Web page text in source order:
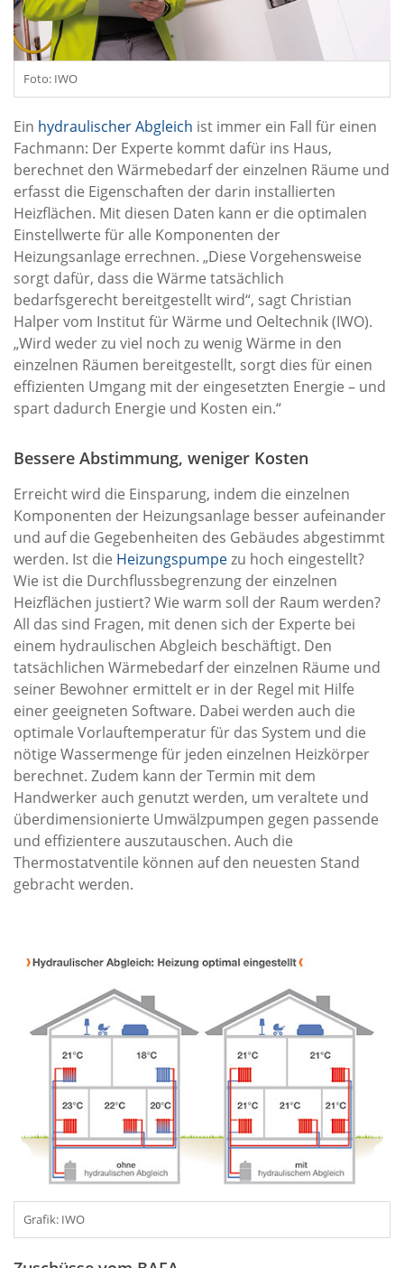
Foto: IWO
Ein hydraulischer Abgleich ist immer ein Fall für einen
Fachmann: Der Experte kommt dafür ins Haus,
berechnet den Wärmebedarf der einzelnen Räume und
erfasst die Eigenschaften der darin installierten
Heizflächen. Mit diesen Daten kann er die optimalen
Einstellwerte für alle Komponenten der
Heizungsanlage errechnen. „Diese Vorgehensweise
sorgt dafür, dass die Wärme tatsächlich
bedarfsgerecht bereitgestellt wird“, sagt Christian
Halper vom Institut für Wärme und Oeltechnik (IWO).
„Wird weder zu viel noch zu wenig Wärme in den
einzelnen Räumen bereitgestellt, sorgt dies für einen
effizienten Umgang mit der eingesetzten Energie – und
spart dadurch Energie und Kosten ein.“
Bessere Abstimmung, weniger Kosten
Erreicht wird die Einsparung, indem die einzelnen
Komponenten der Heizungsanlage besser aufeinander
und auf die Gegebenheiten des Gebäudes abgestimmt
werden. Ist die Heizungspumpezu hoch eingestellt?
Wie ist die Durchflussbegrenzung der einzelnen
Heizflächen justiert? Wie warm soll der Raum werden?
All das sind Fragen, mit denen sich der Experte bei
einem hydraulischen Abgleich beschäftigt. Den
tatsächlichen Wärmebedarf der einzelnen Räume und
seiner Bewohner ermittelt er in der Regel mit Hilfe
einer geeigneten Software. Dabei werden auch die
optimale Vorlauftemperatur für das System und die
nötige Wassermenge für jeden einzelnen Heizkörper
berechnet. Zudem kann der Termin mit dem
Handwerker auch genutzt werden, um veraltete und
überdimensionierte Umwälzpumpen gegen passende
und effizientere auszutauschen. Auch die
Thermostatventile können auf den neuesten Stand
gebracht werden.
Grafik: IWO